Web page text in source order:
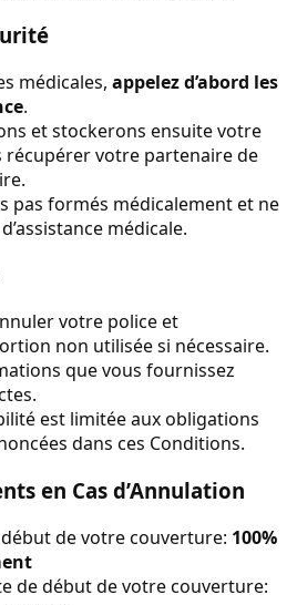
médicales, appelez d’abord les
.
et stockerons ensuite votre
votre partenaire de
pas formés médicalement et ne
médicale.
votre police et
non utilisée si nécessaire.
que vous fournissez
est limitée aux obligations
dans ces Conditions.
en Cas d’Annulation
de votre couverture: 100%
de début de votre couverture: